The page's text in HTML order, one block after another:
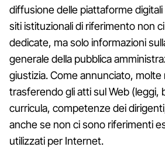
diffusione delle piattaforme
siti istituzionali di riferimento non
dedicate, ma solo informazioni
generale della pubblica
giustizia. Come annunciato,
trasferendo gli atti sul Web (leggi,
curricula, competenze dei
anche se non ci sono riferimenti
utilizzati per Internet.